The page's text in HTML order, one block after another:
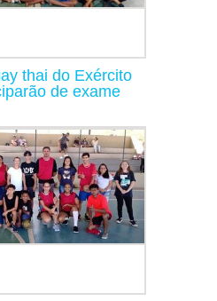
thai do Exército
de exame